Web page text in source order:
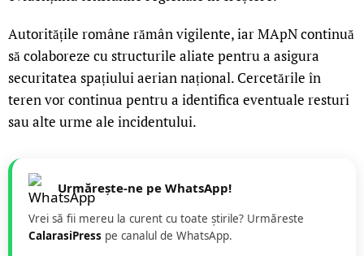
Autoritățile române rămân vigilente, iar MApN continuă
să colaboreze cu structurile aliate pentru a asigura
securitatea spațiului aerian național. Cercetările în
teren vor continua pentru a identifica eventuale resturi
sau alte urme ale incidentului.
Urmărește-ne pe WhatsApp!
Vrei să fii mereu la curent cu toate știrile? Urmăreste
CalarasiPress pe canalul de WhatsApp.